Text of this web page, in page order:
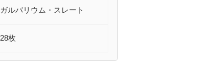
ガルバリウム・スレート
28枚